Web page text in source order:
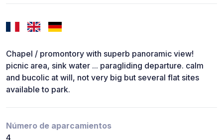
Chapel / promontory with superb panoramic view!
picnic area, sink water ... paragliding departure. calm
and bucolic at will, not very big but several flat sites
available to park.
Número de aparcamientos
4